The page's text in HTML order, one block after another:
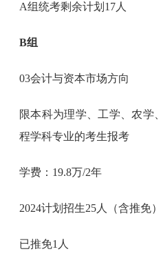
A组统考剩余计划17人
B组
03会计与资本市场方向
限本科为理学、工学、农学
程学科专业的考生报考
学费：19.8万/2年
2024计划招生25人（含推免）
已推免1人